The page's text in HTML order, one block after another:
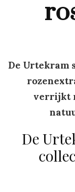
De Urtekram
verrijkt
De